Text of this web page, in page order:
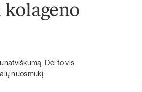
Dėl to vis
nuosmukį.